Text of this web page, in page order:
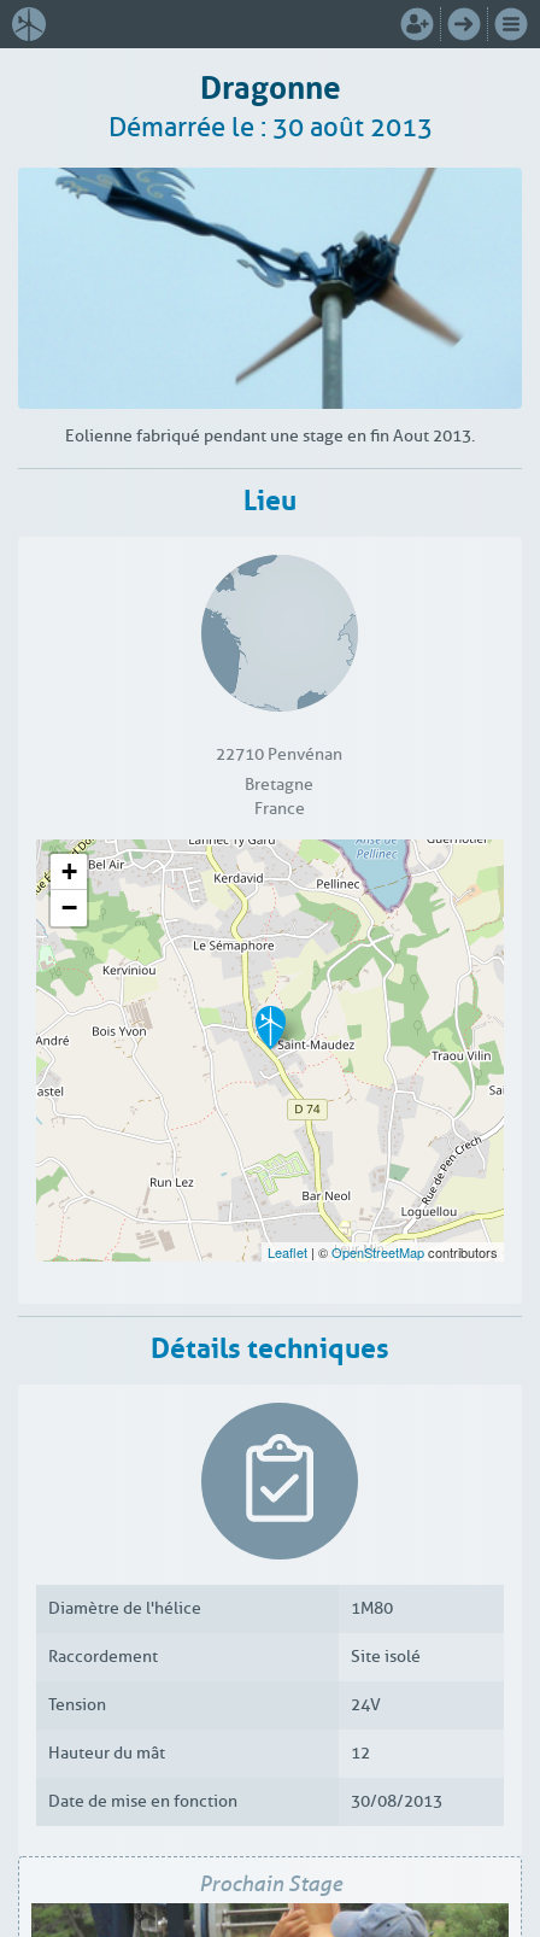
Dragonne
Démarrée le : 30 août 2013
Eolienne fabriqué pendant une stage en fin Aout 2013.
Lieu
22710 Penvénan
Bretagne
France
+
−
Leaflet | ©OpenStreetMapcontributors
Détails techniques
Diamètre de l'hélice 1M80
Raccordement Site isolé
Tension 24V
Hauteur du mât 12
Date de mise en fonction 30/08/2013
Prochain Stage